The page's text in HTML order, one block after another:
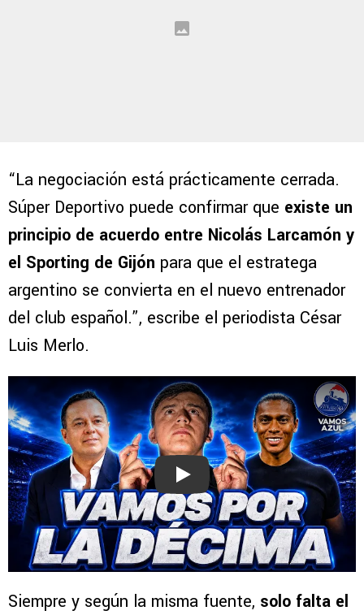
“La negociación está prácticamente cerrada.
Súper Deportivo puede confirmar que existe un
principio de acuerdo entre Nicolás Larcamón y
el Sporting de Gijón para que el estratega
argentino se convierta en el nuevo entrenador
del club español.”, escribe el periodista César
Luis Merlo.
Play
Siempre y según la misma fuente, solo falta el